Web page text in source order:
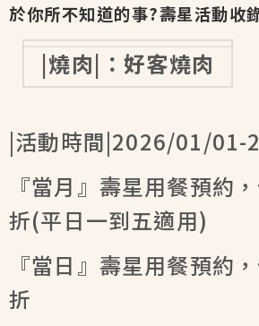
於你所不知道的事?壽星活動收
|燒肉|：好客燒肉
|活動時間|2026/01/01-
『當月』壽星用餐預約
折(平日一到五適用)
『當日』壽星用餐預約
折